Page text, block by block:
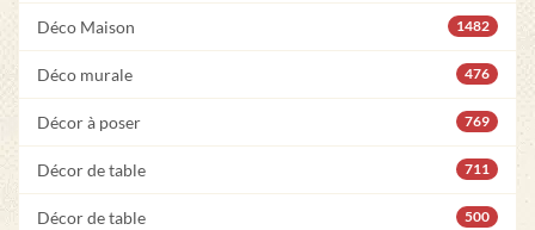
Déco Maison 1482
Déco murale 476
Décor à poser 769
Décor de table 711
Décor de table 500